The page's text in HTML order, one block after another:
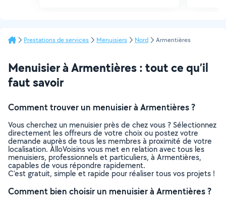
Prestations de services Menuisiers Nord Armentières
Menuisier à Armentières : tout ce qu’il
faut savoir
Comment trouver un menuisier à Armentières ?
Vous cherchez un menuisier près de chez vous ? Sélectionnez
directement les offreurs de votre choix ou postez votre
demande auprès de tous les membres à proximité de votre
localisation. AlloVoisins vous met en relation avec tous les
menuisiers, professionnels et particuliers, à Armentières,
capables de vous répondre rapidement.
C’est gratuit, simple et rapide pour réaliser tous vos projets !
Comment bien choisir un menuisier à Armentières ?